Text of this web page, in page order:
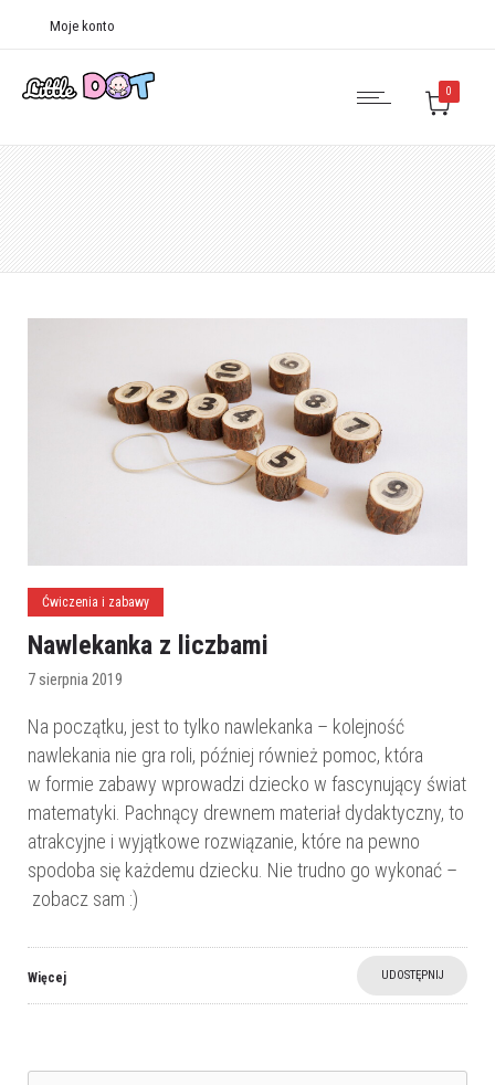
Moje konto
0
Ćwiczenia i zabawy
Nawlekanka z liczbami
7 sierpnia 2019
Na początku, jest to tylko nawlekanka – kolejność
nawlekania nie gra roli, później również pomoc, która
w formie zabawy wprowadzi dziecko w fascynujący świat
matematyki. Pachnący drewnem materiał dydaktyczny, to
atrakcyjne i wyjątkowe rozwiązanie, które na pewno
spodoba się każdemu dziecku. Nie trudno go wykonać –
zobacz sam :)
Więcej UDOSTĘPNIJ